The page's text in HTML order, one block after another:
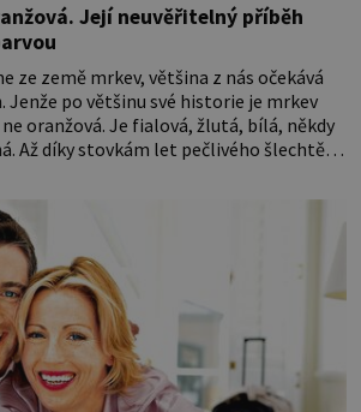
Její neuvěřitelný příběh
ze země mrkev, většina z nás očekává
Jenže po většinu své historie je mrkev
oranžová. Je fialová, žlutá, bílá, někdy
Až díky stovkám let pečlivého šlechtění
Její příběh je